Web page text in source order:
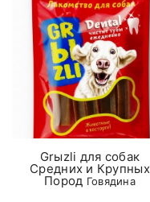
Grыzli для собак
Средних и Крупных
Пород Говядина